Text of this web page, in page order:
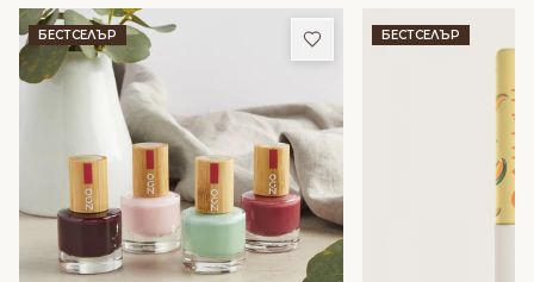
БЕСТСЕЛЪР Добави в любими
БЕСТСЕЛЪР